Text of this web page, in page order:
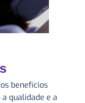
benefícios
qualidade e a